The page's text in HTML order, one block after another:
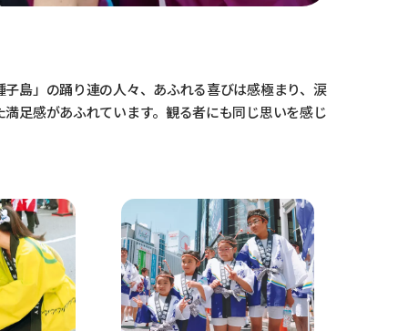
島」の踊り連の人々、あふれる喜びは感極まり、涙
足感があふれています。観る者にも同じ思いを感じ